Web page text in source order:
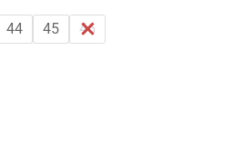
44 45 46